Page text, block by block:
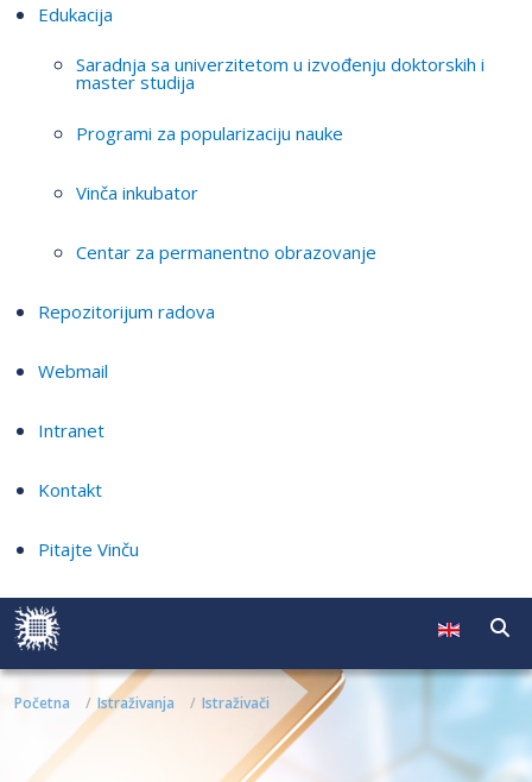
Edukacija
Saradnja sa univerzitetom u izvođenju doktorskih i
master studija
Programi za popularizaciju nauke
Vinča inkubator
Centar za permanentno obrazovanje
Repozitorijum radova
Webmail
Intranet
Kontakt
Pitajte Vinču
Početna Istraživanja Istraživači